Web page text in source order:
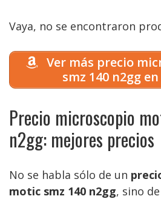
Vaya, no se encontraron
Ver más precio
smz 140 n2gg
Precio microscopio
n2gg: mejores precios
No se habla sólo de un
motic smz 140 n2gg, sino